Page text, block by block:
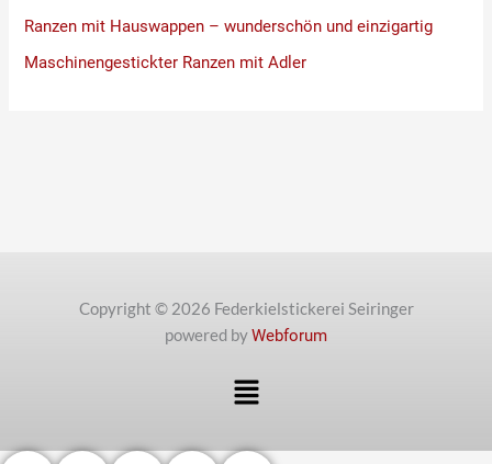
Ranzen mit Hauswappen – wunderschön und einzigartig
Maschinengestickter Ranzen mit Adler
Copyright © 2026 Federkielstickerei Seiringer
powered byWebforum
Menü